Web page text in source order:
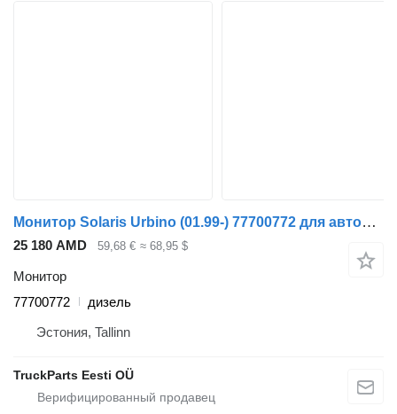
Монитор Solaris Urbino (01.99-) 77700772 для автобуса Solaris Urbino, Alpino, Vacanza (1999-)
25 180 AMD 59,68 € ≈ 68,95 $
Монитор
77700772
дизель
Эстония, Tallinn
TruckParts Eesti OÜ